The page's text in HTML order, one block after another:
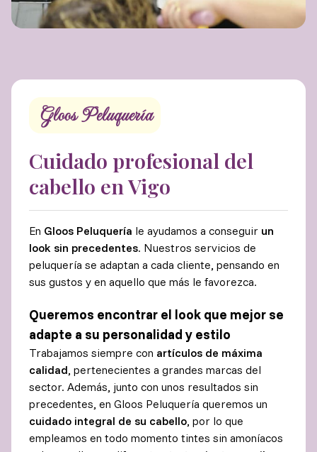
Gloos Peluquería
Cuidado profesional del
cabello en Vigo
En Gloos Peluquería le ayudamos a conseguir un
look sin precedentes. Nuestros servicios de
peluquería se adaptan a cada cliente, pensando en
sus gustos y en aquello que más le favorezca.
Queremos encontrar el look que mejor se
adapte a su personalidad y estilo
Trabajamos siempre con artículos de máxima
calidad , pertenecientes a grandes marcas del
sector. Además, junto con unos resultados sin
precedentes, en Gloos Peluquería queremos un
cuidado integral de su cabello, por lo que
empleamos en todo momento tintes sin amoníacos